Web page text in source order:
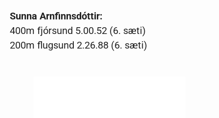
Sunna Arnfinnsdóttir:
400m fjórsund 5.00.52 (6. sæti)
200m flugsund 2.26.88 (6. sæti)